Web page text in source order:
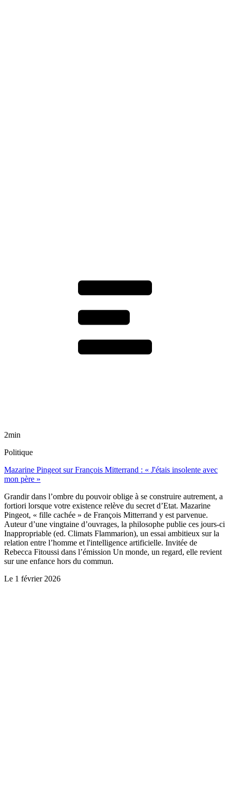
2min
Politique
Mazarine Pingeot sur François Mitterrand : « J'étais insolente avec
mon père »
Grandir dans l’ombre du pouvoir oblige à se construire autrement, a
fortiori lorsque votre existence relève du secret d’Etat. Mazarine
Pingeot, « fille cachée » de François Mitterrand y est parvenue.
Auteur d’une vingtaine d’ouvrages, la philosophe publie ces jours-ci
Inappropriable (ed. Climats Flammarion), un essai ambitieux sur la
relation entre l’homme et l'intelligence artificielle. Invitée de
Rebecca Fitoussi dans l’émission Un monde, un regard, elle revient
sur une enfance hors du commun.
Le 1 février 2026